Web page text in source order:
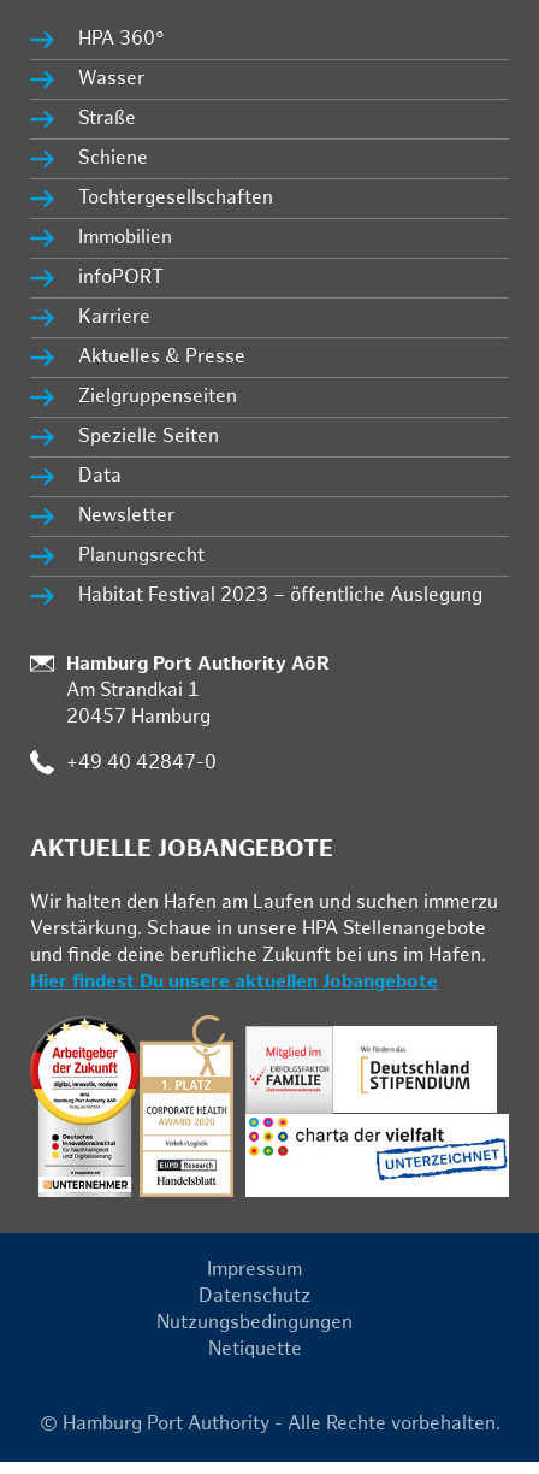
HPA 360°
Wasser
Straße
Schiene
Tochtergesellschaften
Immobilien
infoPORT
Karriere
Aktuelles & Presse
Zielgruppenseiten
Spezielle Seiten
Data
Newsletter
Planungsrecht
Habitat Festival 2023 – öffentliche Auslegung
Standort:
Hamburg Port Authority AöR
Am Strandkai 1
20457 Hamburg
Telefon:
+49 40 42847-0
AKTUELLE JOBANGEBOTE
Wir hal­ten den Ha­fen am Lau­fen und su­chen im­mer­zu
Ver­stär­kung. Schau­e in un­se­re HPA Stel­len­an­ge­bo­te
und fin­de deine be­ruf­li­che Zu­kunft bei uns im Ha­fen.
Hier findest Du unsere aktuellen Jobangebote
Impressum
Datenschutz
Nutzungsbedingungen
Netiquette
© Hamburg Port Authority - Alle Rechte vorbehalten.